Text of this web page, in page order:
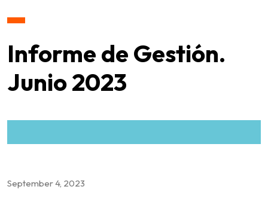
Informe de Gestión.
Junio 2023
September 4, 2023